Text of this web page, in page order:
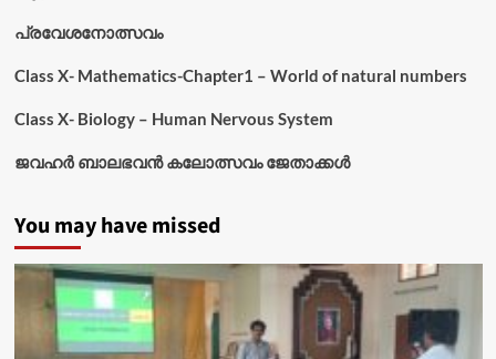
പ്രവേശനോത്സവം
Class X- Mathematics-Chapter1 – World of natural numbers
Class X- Biology – Human Nervous System
ജവഹർ ബാലഭവൻ കലോത്സവം ജേതാക്കൾ
You may have missed